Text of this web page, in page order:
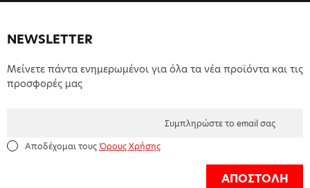
NEWSLETTER
Μείνετε πάντα ενημερωμένοι για όλα τα νέα προϊόντα και τις
προσφορές μας
Αποδέχομαι τουςΌρους Χρήσης
ΑΠΟΣΤΟΛΗ